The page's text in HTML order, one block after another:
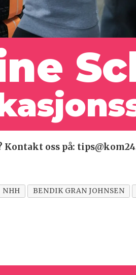
oss på:
NHH BENDIK GRAN JOHNSEN